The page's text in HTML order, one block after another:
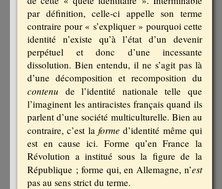
par définition, celle-ci appelle son terme
contraire pour « s’expliquer » pourquoi cette
identité n’existe qu’à l’état d’un devenir
perpétuel et donc d’une incessante
dissolution. Bien entendu, il ne s’agit pas là
d’une décomposition et recomposition du
contenu de l’identité nationale telle que
l’imaginent les antiracistes français quand ils
parlent d’une société multiculturelle. Bien au
contraire, c’est la formed’identité même qui
est en cause ici. Forme qu’en France la
Révolution a institué sous la figure de la
République ; forme qui, en Allemagne, n’est
pas au sens strict du terme.